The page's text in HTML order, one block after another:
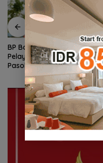
BP Batam Optimalkan
Pelayanan Air Bersih,
Pasokan Kawasan NDP dari
Waduk Duriangkang